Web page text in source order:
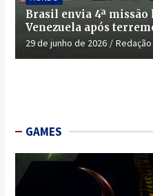
Brasil envia 4ª
Venezuela após
29 de junho de 2026
GAMES